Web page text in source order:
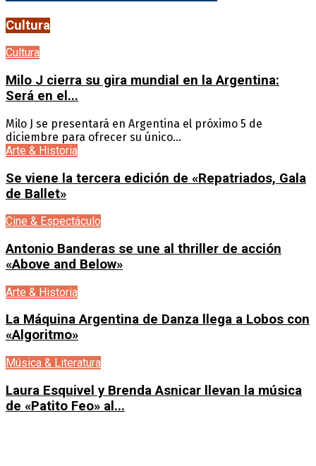
Cultura
Cultura
Milo J cierra su gira mundial en la Argentina:
Será en el...
Milo J se presentará en Argentina el próximo 5 de
diciembre para ofrecer su único...
Arte & Historia
Se viene la tercera edición de «Repatriados, Gala
de Ballet»
Cine & Espectáculo
Antonio Banderas se une al thriller de acción
«Above and Below»
Arte & Historia
La Máquina Argentina de Danza llega a Lobos con
«Algoritmo»
Música & Literatura
Laura Esquivel y Brenda Asnicar llevan la música
de «Patito Feo» al...